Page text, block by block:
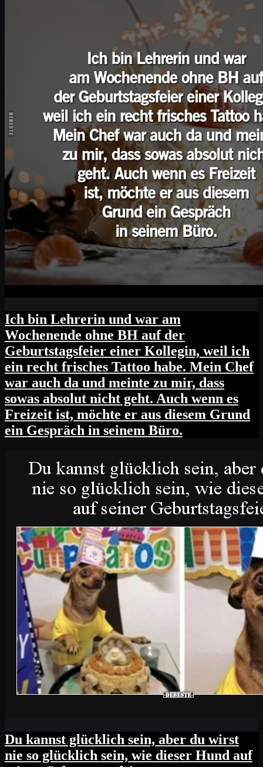
Ich bin Lehrerin und war am
Wochenende ohne BH auf der
Geburtstagsfeier einer Kollegin, weil ich
ein recht frisches Tattoo habe. Mein Chef
war auch da und meinte zu mir, dass
sowas absolut nicht geht. Auch wenn es
Freizeit ist, möchte er aus diesem Grund
ein Gespräch in seinem Büro.
Du kannst glücklich sein, aber du wirst
nie so glücklich sein, wie dieser Hund auf